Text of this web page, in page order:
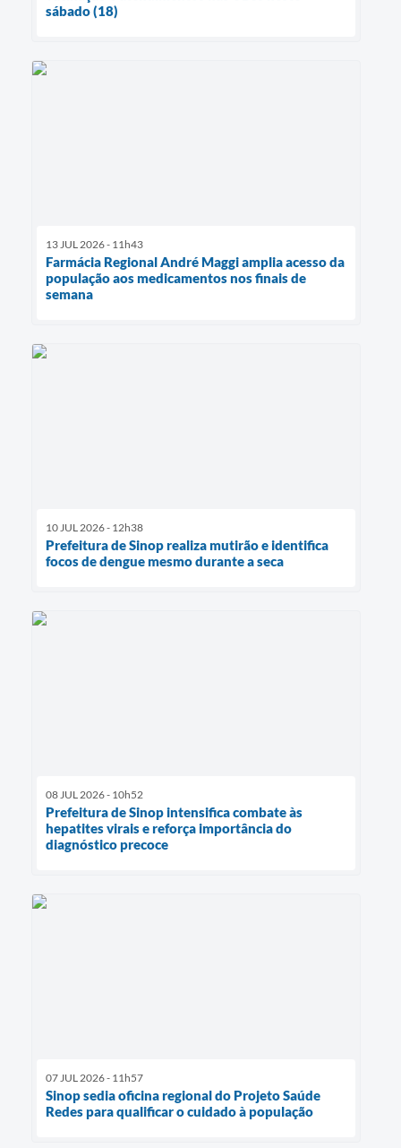
sábado (18)
13 JUL 2026 - 11h43
Farmácia Regional André Maggi amplia acesso da
população aos medicamentos nos finais de
semana
10 JUL 2026 - 12h38
Prefeitura de Sinop realiza mutirão e identifica
focos de dengue mesmo durante a seca
08 JUL 2026 - 10h52
Prefeitura de Sinop intensifica combate às
hepatites virais e reforça importância do
diagnóstico precoce
07 JUL 2026 - 11h57
Sinop sedia oficina regional do Projeto Saúde
Redes para qualificar o cuidado à população